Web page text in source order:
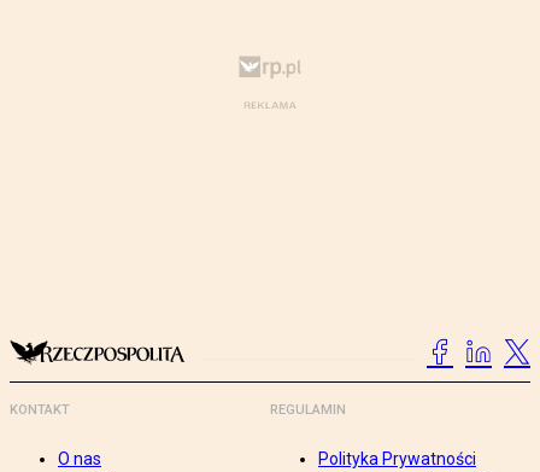
KONTAKT
O nas
REGULAMIN
Polityka Prywatności